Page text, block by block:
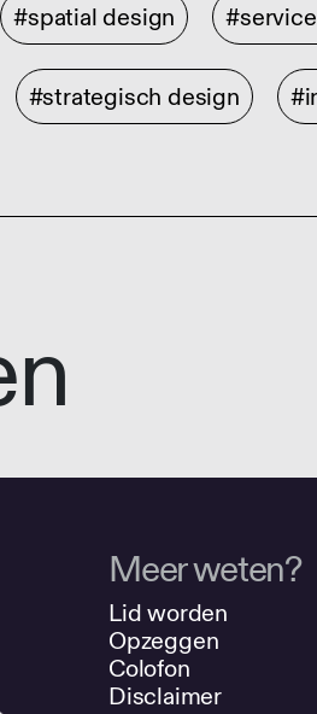
#spatial design
#strategisch design
Meer weten?
Lid worden
Opzeggen
Colofon
Disclaimer